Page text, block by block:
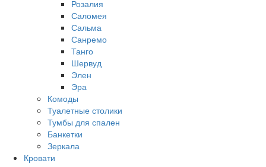
Розалия
Саломея
Сальма
Санремо
Танго
Шервуд
Элен
Эра
Комоды
Туалетные столики
Тумбы для спален
Банкетки
Зеркала
Кровати